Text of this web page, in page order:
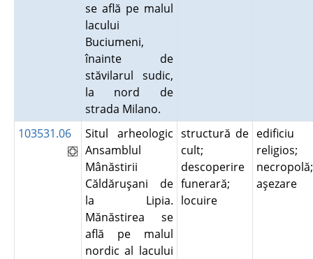
se află pe malul
lacului
Buciumeni,
înainte de
stăvilarul sudic,
la nord de
strada Milano.
103531.06
Situl arheologic
Ansamblul
Mânăstirii
Căldăruşani de
la Lipia.
Mănăstirea se
află pe malul
nordic al lacului
structură de
cult;
descoperire
funerară;
locuire
edificiu
religios;
necropolă;
aşezare